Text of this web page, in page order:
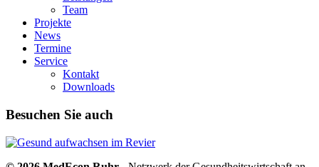
Team
Projekte
News
Termine
Service
Kontakt
Downloads
Besuchen Sie auch